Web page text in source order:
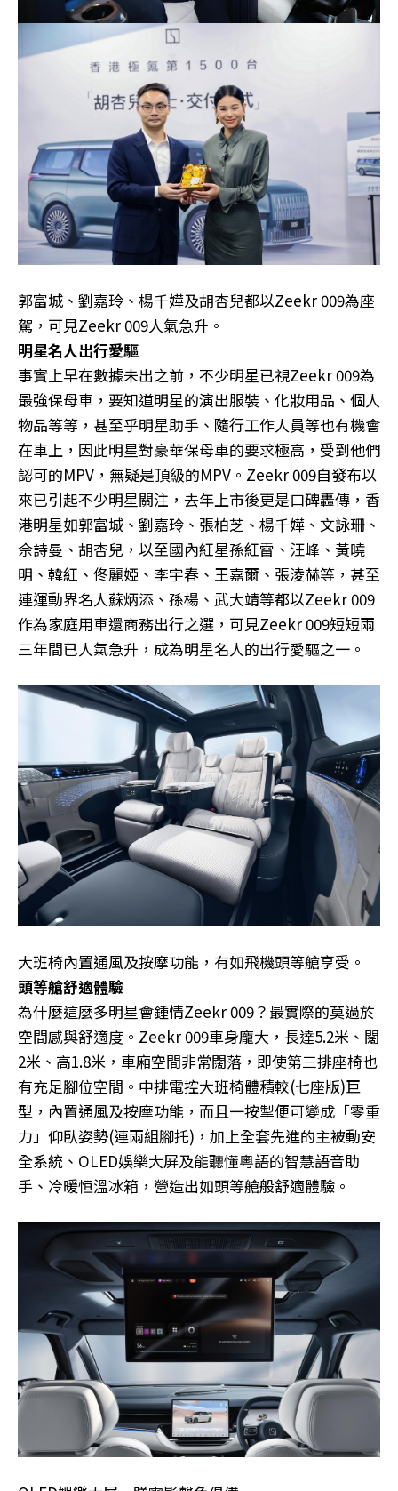
郭富城、劉嘉玲、楊千嬅及胡杏兒都以Zeekr 009為座
駕，可見Zeekr 009人氣急升。
明星名人出行愛驅
事實上早在數據未出之前，不少明星已視Zeekr 009為
最強保母車，要知道明星的演出服裝、化妝用品、個人
物品等等，甚至乎明星助手、隨行工作人員等也有機會
在車上，因此明星對豪華保母車的要求極高，受到他們
認可的MPV，無疑是頂級的MPV。Zeekr 009自發布以
來已引起不少明星關注，去年上市後更是口碑轟傳，香
港明星如郭富城、劉嘉玲、張柏芝、楊千嬅、文詠珊、
佘詩曼、胡杏兒，以至國內紅星孫紅雷、汪峰、黃曉
明、韓紅、佟麗婭、李宇春、王嘉爾、張淩赫等，甚至
連運動界名人蘇炳添、孫楊、武大靖等都以Zeekr 009
作為家庭用車還商務出行之選，可見Zeekr 009短短兩
三年間已人氣急升，成為明星名人的出行愛驅之一。
大班椅內置通風及按摩功能，有如飛機頭等艙享受。
頭等艙舒適體驗
為什麼這麼多明星會鍾情Zeekr 009？最實際的莫過於
空間感與舒適度。Zeekr 009車身龐大，長達5.2米、闊
2米、高1.8米，車廂空間非常闊落，即使第三排座椅也
有充足腳位空間。中排電控大班椅體積較(七座版)巨
型，內置通風及按摩功能，而且一按掣便可變成「零重
力」仰臥姿勢(連兩組腳托)，加上全套先進的主被動安
全系統、OLED娛樂大屏及能聽懂粵語的智慧語音助
手、冷暖恒溫冰箱，營造出如頭等艙般舒適體驗。